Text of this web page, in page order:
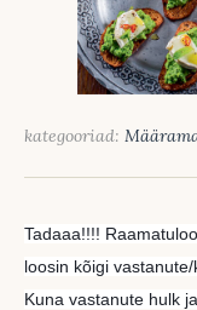
kategooriad:
Tadaaa!!!!
loosin kõigi
Kuna vastanute hulk